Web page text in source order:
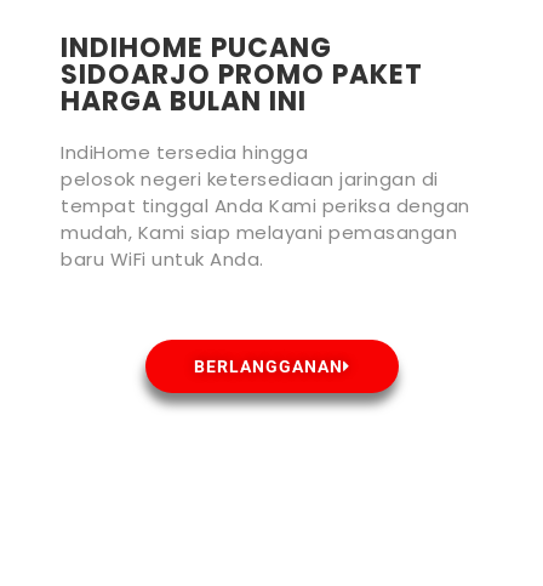
INDIHOME PUCANG
SIDOARJO PROMO PAKET
HARGA BULAN INI
IndiHome tersedia hingga
pelosok negeri ketersediaan jaringan di
tempat tinggal Anda Kami periksa dengan
mudah, Kami siap melayani pemasangan
baru WiFi untuk Anda.
BERLANGGANAN